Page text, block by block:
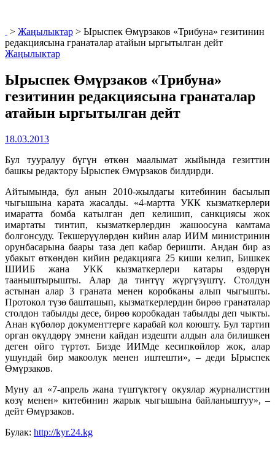
> Жаңылыктар > Ырыспек Өмүрзаков «Трибуна» гезитинин
редакциясына гранаталар атайын ыргытылган дейт
Жаңылыктар
Ырыспек Өмүрзаков «Трибуна»
гезитинин редакциясына гранаталар
атайын ыргытылган дейт
18.03.2013
Бул тууралуу бүгүн өткөн маалымат жыйында гезиттин
башкы редактору Ырыспек Өмүрзаков билдирди.
Айтымында, бул анын 2010-жылдагы китебинин басылып
чыгышына карата жасалды. «4-мартта УКК кызматкерлери
имаратта бомба катылган деп келишип, санкциясы жок
имартаты тинтип, кызматкерлердин жашоосуна камтама
болгонсуду. Текшерүүлөрдөн кийин алар ИИМ министринин
орунбасарына баары таза деп кабар беришти. Андан бир аз
убакыт өткөндөн кийин редакцияга 25 киши келип, Бишкек
ШИИБ жана УКК кызматкерлери катары өздөрүн
тааныштырышты. Алар да тинтүү жүргүзүштү. Столдун
астынан алар 3 граната менен коробканы алып чыгышты.
Протокол түзө башташып, кызматкерлердин бирөө гранаталар
столдон табылды десе, бирөө коробкадан табылды деп чыкты.
Анан күбөлөр документтерге карабай кол коюшту. Бул тартип
орган өкүлдөрү эмнени кайдан издешти алдын ала билишкен
деген ойго түртөт. Бизде ИИМде кесипкөйлөр жок, алар
ушундай бир макоолук менен иштешти», – деди Ырыспек
Өмүрзаков.
Муну ал «7-апрель жана түштүктөгү окуялар журналисттин
көзү менен» китебинин жарык чыгышына байланыштуу», –
дейт Өмүрзаков.
Булак: http://kyr.24.kg